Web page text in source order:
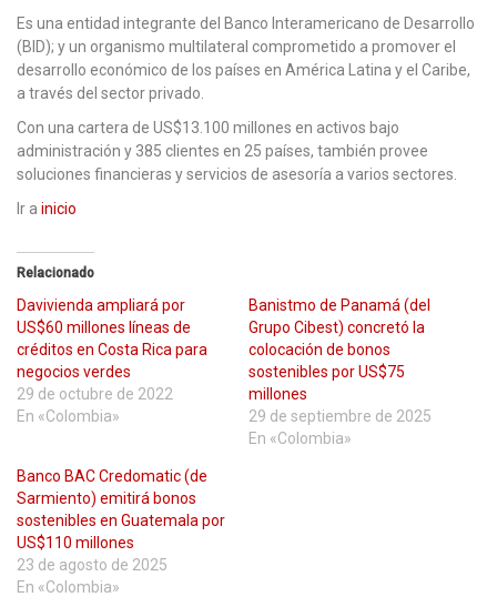
Es una entidad integrante del Banco Interamericano de Desarrollo
(BID); y un organismo multilateral comprometido a promover el
desarrollo económico de los países en América Latina y el Caribe,
a través del sector privado.
Con una cartera de US$13.100 millones en activos bajo
administración y 385 clientes en 25 países, también provee
soluciones financieras y servicios de asesoría a varios sectores.
Ir a inicio
Relacionado
Davivienda ampliará por
US$60 millones líneas de
créditos en Costa Rica para
negocios verdes
29 de octubre de 2022
En «Colombia»
Banistmo de Panamá (del
Grupo Cibest) concretó la
colocación de bonos
sostenibles por US$75
millones
29 de septiembre de 2025
En «Colombia»
Banco BAC Credomatic (de
Sarmiento) emitirá bonos
sostenibles en Guatemala por
US$110 millones
23 de agosto de 2025
En «Colombia»